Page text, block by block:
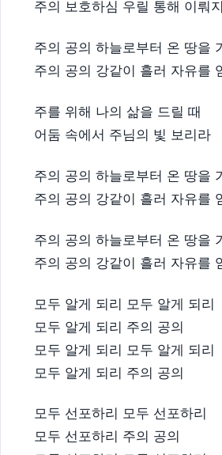
주의 보호하심 우릴 통해 이뤄
주의 공의 하늘로부터 온 땅을
주의 공의 강같이 흘러 자유를
주를 위해 나의 삶을 드릴 때
어둠 속에서 주님의 빛 보리라
주의 공의 하늘로부터 온 땅을
주의 공의 강같이 흘러 자유를
주의 공의 하늘로부터 온 땅을
주의 공의 강같이 흘러 자유를
모두 알게 되리 모두 알게 되리
모두 알게 되리 주의 공의
모두 알게 되리 모두 알게 되리
모두 알게 되리 주의 공의
모두 선포하리 모두 선포하리
모두 선포하리 주의 공의